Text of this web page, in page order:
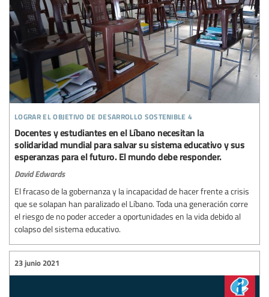
lograr el objetivo de desarrollo sostenible 4
Docentes y estudiantes en el Líbano necesitan la
solidaridad mundial para salvar su sistema educativo y sus
esperanzas para el futuro. El mundo debe responder.
David Edwards
El fracaso de la gobernanza y la incapacidad de hacer frente a crisis
que se solapan han paralizado el Líbano. Toda una generación corre
el riesgo de no poder acceder a oportunidades en la vida debido al
colapso del sistema educativo.
23 junio 2021